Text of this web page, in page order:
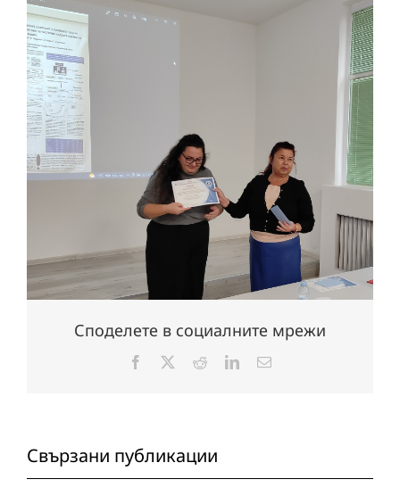
Споделете в социалните мрежи
Facebook RedditLinkedInЕлектронна
Свързани публикации